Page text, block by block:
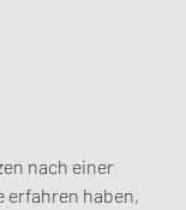
erfahren haben,